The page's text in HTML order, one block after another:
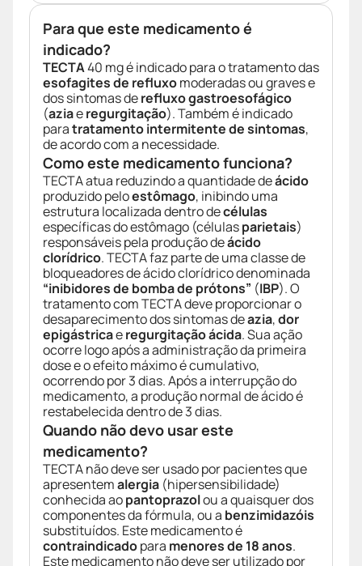
Para que este medicamento é
indicado?
TECTA40 mg é indicado para o tratamento das
esofagites de refluxomoderadas ou graves e
dos sintomas derefluxo gastroesofágico
(aziaeregurgitação). Também é indicado
paratratamento intermitente de sintomas,
de acordo com a necessidade.
Como este medicamento funciona?
TECTA atua reduzindo a quantidade deácido
produzido peloestômago, inibindo uma
estrutura localizada dentro decélulas
específicas do estômago (célulasparietais)
responsáveis pela produção deácido
clorídrico. TECTA faz parte de uma classe de
bloqueadores de ácido clorídrico denominada
“inibidores de bomba de prótons” (IBP). O
tratamento com TECTA deve proporcionar o
desaparecimento dos sintomas deazia,dor
epigástricaeregurgitação ácida. Sua ação
ocorre logo após a administração da primeira
dose e o efeito máximo é cumulativo,
ocorrendo por 3 dias. Após a interrupção do
medicamento, a produção normal de ácido é
restabelecida dentro de 3 dias.
Quando não devo usar este
medicamento?
TECTA não deve ser usado por pacientes que
apresentemalergia (hipersensibilidade)
conhecida aopantoprazolou a quaisquer dos
componentes da fórmula, ou a benzimidazóis
substituídos. Este medicamento é
contraindicadopara menores de 18 anos.
Este medicamento não deve ser utilizado por